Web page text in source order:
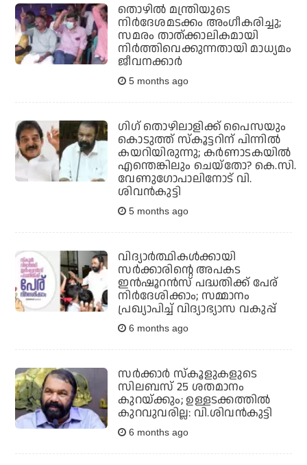
തൊഴില്‍ മന്ത്രിയുടെ
നിര്‍ദേശമടക്കം അംഗീകരിച്ചു;
സമരം താത്ക്കാലികമായി
നിര്‍ത്തിവെക്കുന്നതായി മാധ്യമം
ജീവനക്കാര്‍
5 months ago
ഗിഗ് തൊഴിലാളിക്ക് പൈസയും
കൊടുത്ത് സ്‌കൂട്ടറിന് പിന്നില്‍
കയറിയിരുന്നു; കര്‍ണാടകയില്‍
എന്തെങ്കിലും ചെയ്‌തോ? കെ.സി.
വേണുഗോപാലിനോട് വി.
ശിവന്‍കുട്ടി
5 months ago
വിദ്യാര്‍ത്ഥികള്‍ക്കായി
സര്‍ക്കാരിന്റെ അപകട
ഇന്‍ഷൂറന്‍സ് പദ്ധതിക്ക് പേര്
നിര്‍ദേശിക്കാം; സമ്മാനം
പ്രഖ്യാപിച്ച് വിദ്യാഭ്യാസ വകുപ്പ്
6 months ago
സർക്കാർ സ്കൂളുകളുടെ
സിലബസ് 25 ശതമാനം
കുറയ്ക്കും; ഉള്ളടക്കത്തിൽ
കുറവുവരില്ല: വി.ശിവൻകുട്ടി
6 months ago